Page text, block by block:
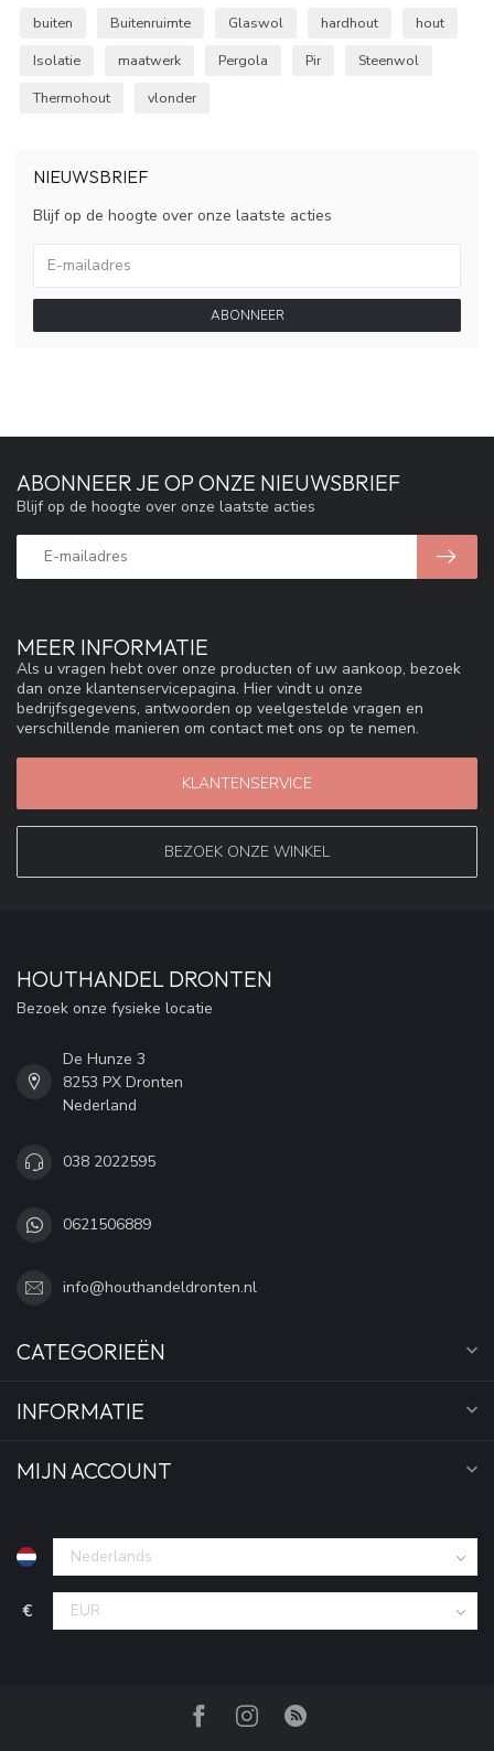
buiten Buitenruimte Glaswol hardhout
hout
Isolatie
maatwerk Pergola Pir
Steenwol
Thermohout
vlonder
NIEUWSBRIEF
Blijf op de hoogte over onze laatste acties
ABONNEER
MEER INFORMATIE
Als u vragen hebt over onze producten of uw aankoop, bezoek
dan onze klantenservicepagina. Hier vindt u onze
bedrijfsgegevens, antwoorden op veelgestelde vragen en
verschillende manieren om contact met ons op te nemen.
KLANTENSERVICE
BEZOEK ONZE WINKEL
ABONNEER JE OP ONZE NIEUWSBRIEF
Blijf op de hoogte over onze laatste acties
HOUTHANDEL DRONTEN
Bezoek onze fysieke locatie
De Hunze 3
8253 PX Dronten
Nederland
038 2022595
0621506889
info@houthandeldronten.nl
CATEGORIEËN
INFORMATIE
MIJN ACCOUNT
€